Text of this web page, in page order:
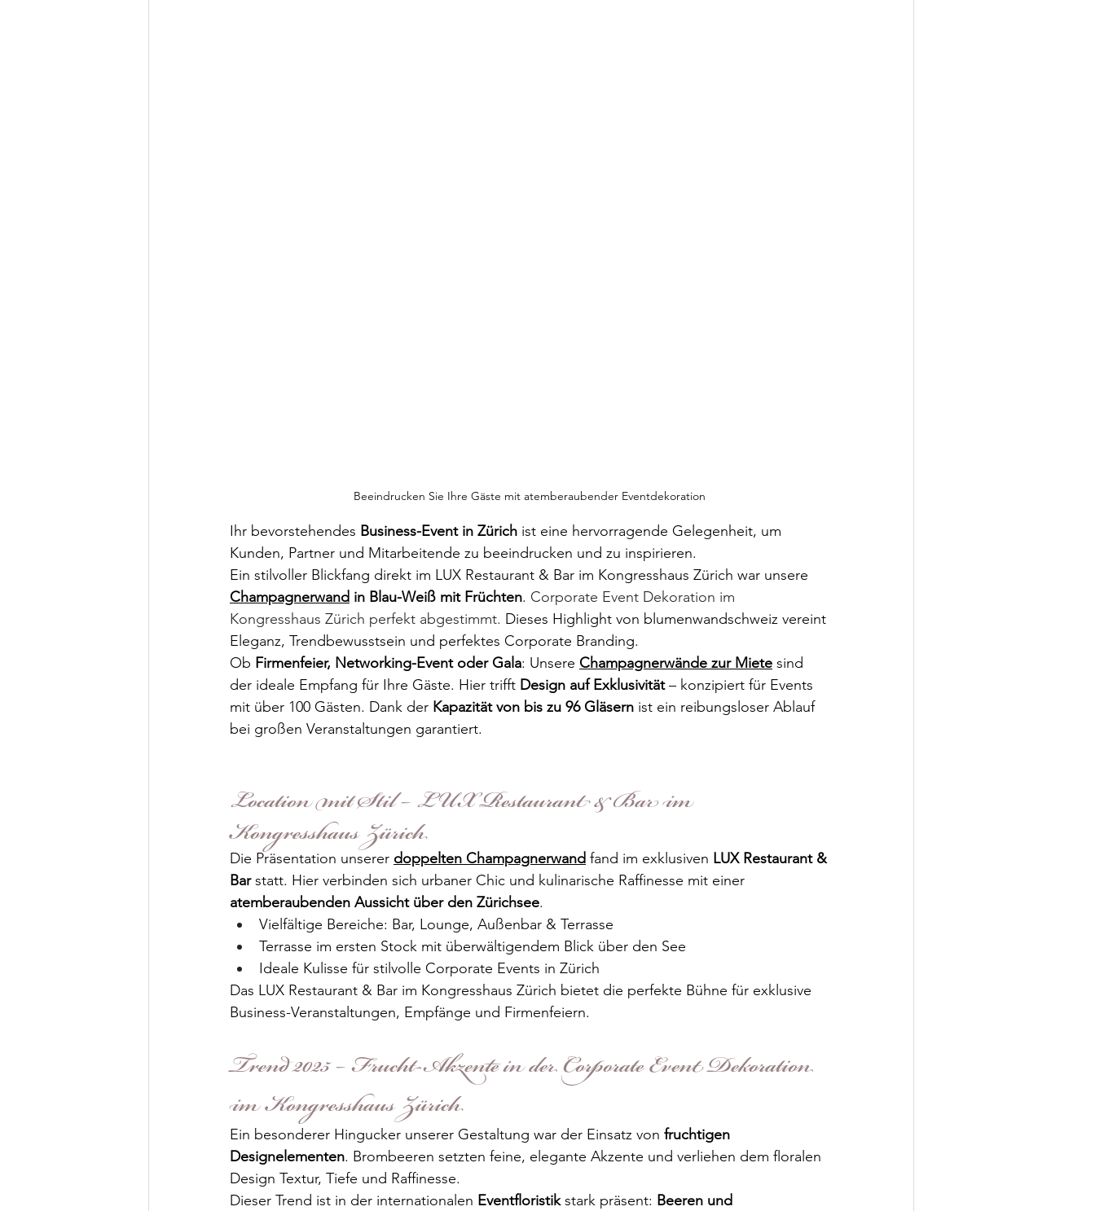
Beeindrucken Sie Ihre Gäste mit atemberaubender Eventdekoration
Ihr bevorstehendes Business-Event in Zürich ist eine hervorragende Gelegenheit, um
Kunden, Partner und Mitarbeitende zu beeindrucken und zu inspirieren.
Ein stilvoller Blickfang direkt im LUX Restaurant & Bar im Kongresshaus Zürich war unsere
Champagnerwand in Blau-Weiß mit Früchten. Corporate Event Dekoration im
Kongresshaus Zürich perfekt abgestimmt. Dieses Highlight von blumenwandschweiz vereint
Eleganz, Trendbewusstsein und perfektes Corporate Branding.
Ob Firmenfeier, Networking-Event oder Gala: Unsere Champagnerwände zur Miete sind
der ideale Empfang für Ihre Gäste. Hier trifft Design auf Exklusivität – konzipiert für Events
mit über 100 Gästen. Dank der Kapazität von bis zu 96 Gläsern ist ein reibungsloser Ablauf
bei großen Veranstaltungen garantiert.
Location mit Stil – LUX Restaurant & Bar im
Kongresshaus Zürich
Die Präsentation unserer doppelten Champagnerwand fand im exklusiven LUX Restaurant &
Bar statt. Hier verbinden sich urbaner Chic und kulinarische Raffinesse mit einer
atemberaubenden Aussicht über den Zürichsee.
Vielfältige Bereiche: Bar, Lounge, Außenbar & Terrasse
Terrasse im ersten Stock mit überwältigendem Blick über den See
Ideale Kulisse für stilvolle Corporate Events in Zürich
Das LUX Restaurant & Bar im Kongresshaus Zürich bietet die perfekte Bühne für exklusive
Business-Veranstaltungen, Empfänge und Firmenfeiern.
Trend 2025 – Frucht-Akzente in der Corporate Event Dekoration
im Kongresshaus Zürich
Ein besonderer Hingucker unserer Gestaltung war der Einsatz von fruchtigen
Designelementen. Brombeeren setzten feine, elegante Akzente und verliehen dem floralen
Design Textur, Tiefe und Raffinesse.
Dieser Trend ist in der internationalen Eventfloristik stark präsent: Beeren und